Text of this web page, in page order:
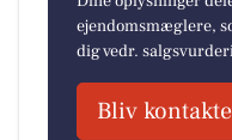
ejendomsmæglere,
dig vedr.
Bliv